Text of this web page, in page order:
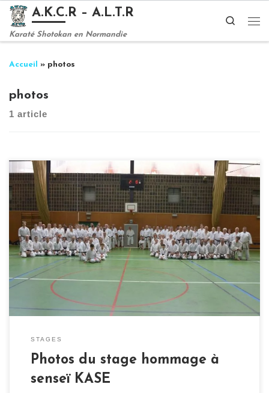
Passer au contenu
A.K.C.R – A.L.T.R
Karaté Shotokan en Normandie
Search
Accueil » photos
photos
1 article
Enregistrer Enregistrer
STAGES
Photos du stage hommage à
senseï KASE